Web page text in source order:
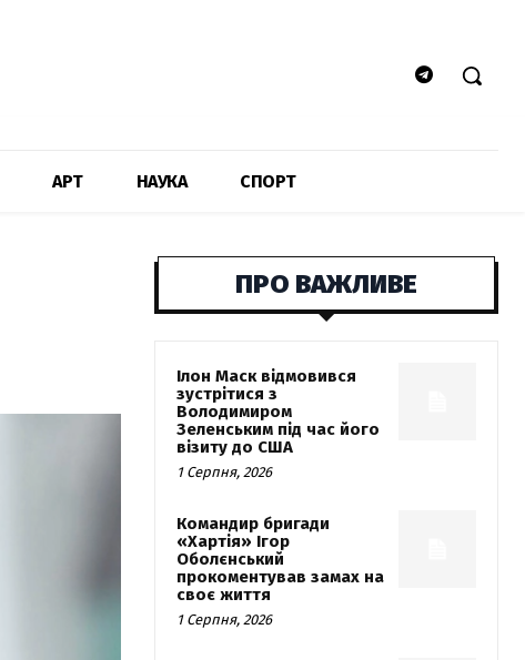
АРТ НАУКА СПОРТ
ПРО ВАЖЛИВЕ
Ілон Маск відмовився
зустрітися з
Володимиром
Зеленським під час його
візиту до США
1 Серпня, 2026
Командир бригади
«Хартія» Ігор
Оболєнський
прокоментував замах на
своє життя
1 Серпня, 2026